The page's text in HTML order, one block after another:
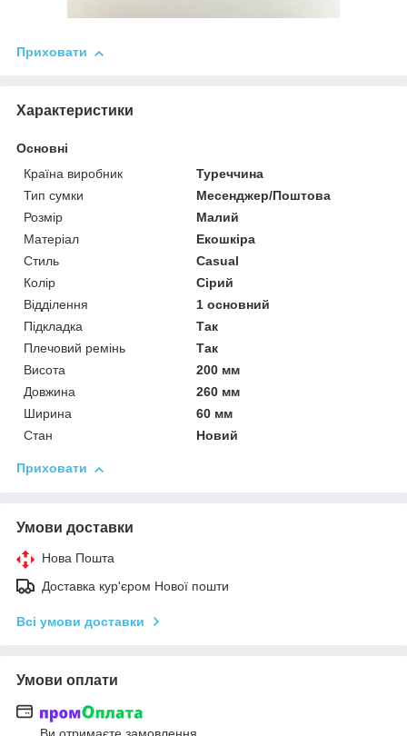
Приховати
Характеристики
Основні
Країна виробник
Туреччина
Тип сумки
Месенджер/Поштова
Розмір
Малий
Матеріал
Екошкіра
Стиль
Casual
Колір
Сірий
Відділення
1 основний
Підкладка
Так
Плечовий ремінь
Так
Висота
200 мм
Довжина
260 мм
Ширина
60 мм
Стан
Новий
Приховати
Умови доставки
Нова Пошта
Доставка кур'єром Нової пошти
Всі умови доставки
Умови оплати
Ви отримаєте замовлення